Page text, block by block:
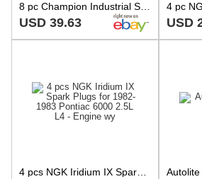
8 pc Champion Industrial Spark Plugs for 1931 Jordan Model 80 Ignition fm
USD 39.63 USD
4 pcs NGK Iridium IX Spark Plugs for 1982-1983 Pontiac 6000 2.5L L4 - Engine wy